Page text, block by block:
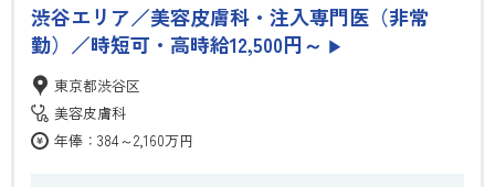
渋谷エリア／美容皮膚科・注入専門医（非常
勤）／時短可・高時給12,500円～ ▶
東京都渋谷区
美容皮膚科
年俸：384～2,160万円